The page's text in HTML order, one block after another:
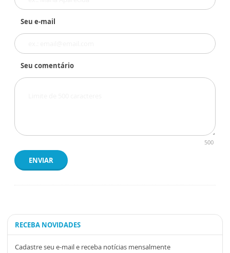
Seu e-mail
Seu comentário
500
ENVIAR
RECEBA NOVIDADES
Cadastre seu e-mail e receba notícias mensalmente